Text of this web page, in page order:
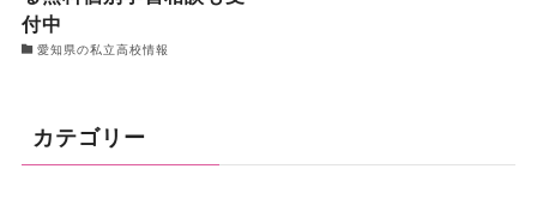
付中
愛知県の私立高校情報
カテゴリー